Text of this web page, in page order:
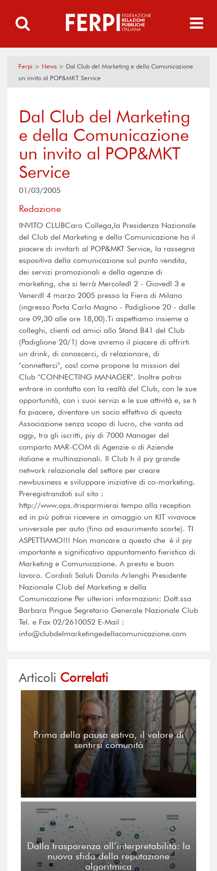
Ferpi > News > Dal Club del Marketing e della Comunicazione
un invito al POP&MKT Service
Dal Club del Marketing
e della Comunicazione
un invito al POP&MKT
Service
01/03/2005
Redazione
INVITO CLUBCaro Collega,la Presidenza Nazionale
del Club del Marketing e della Comunicazione ha il
piacere di invitarti al POP&MKT Service, la rassegna
espositiva della comunicazione sul punto vendita,
dei servizi promozionali e della agenzie di
marketing, che si terrà Mercoledl 2 - Giovedl 3 e
Venerdl 4 marzo 2005 presso la Fiera di Milano
(ingresso Porta Carlo Magno - Padiglione 20 - dalle
ore 09,30 alle ore 18,00).Ti aspettiamo insieme a
colleghi, clienti od amici allo Stand B41 del Club
(Padiglione 20/1) dove avremo il piacere di offrirti
un drink, di conoscerci, di relazionare, di
"connetterci", cosl come propone la mission del
Club "CONNECTING MANAGER". Inoltre potrai
entrare in contatto con la realtà del Club, con le sue
opportunità, con i suoi servizi e le sue attività e, se ti
fa piacere, diventare un socio effettivo di questa
Associazione senza scopo di lucro, che vanta ad
oggi, tra gli iscritti, piy di 7000 Manager del
comparto MAR-COM di Agenzie o di Aziende
italiane e multinazionali. Il Club h il piy grande
network relazionale del settore per creare
newbusiness e sviluppare iniziative di co-marketing.
Preregistrandoti sul sito :
http://www.ops.itrisparmierai tempo alla reception
ed in più potrai ricevere in omaggio un KIT vivavoce
universale per auto (fino ad esaurimento scorte). TI
ASPETTIAMO!!! Non mancare a questo che è il piy
importante e significativo appuntamento fieristico di
Marketing e Comunicazione. A presto e buon
lavoro. Cordiali Saluti Danilo Arlenghi Presidente
Nazionale Club del Marketing e della
Comunicazione Per ulteriori informazioni: Dott.ssa
Barbara Pingue Segretario Generale Nazionale Club
Tel. e Fax 02/2610052 E-Mail :
info@clubdelmarketingedellacomunicazione.com
Articoli Correlati
Prima della pausa estiva, il valore di
sentirsi comunità
Dalla trasparenza all’interpretabilità: la
nuova sfida della reputazione
algoritmica